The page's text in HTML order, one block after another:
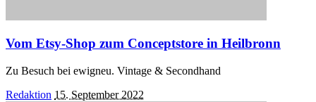
Vom Etsy-Shop zum Conceptstore in Heilbronn
Zu Besuch bei ewigneu. Vintage & Secondhand
Posted
Redaktion 15. September 2022